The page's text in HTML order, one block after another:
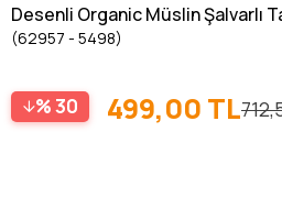
Desenli Organic Müslin Şalvarlı
Ekru - Açık Kahve
(62957 - 5498)
30 499,00 TL